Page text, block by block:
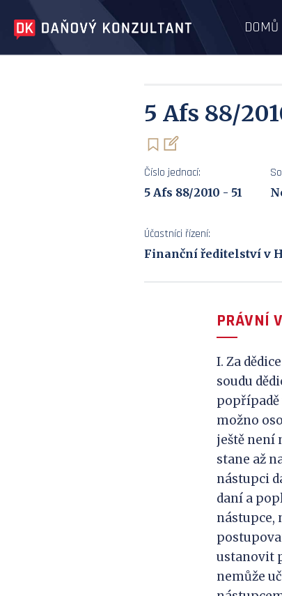
DOMŮ
5 Afs 88/
Číslo jednací:
5 Afs 88/2010 - 51
Účastníci řízení:
Finanční ředitelství v
PRÁVNÍ
I. Za
soudu
popřípadě
možno
ještě není
stane až
nástupci
daní a
nástupce,
ustanovit
nemůže